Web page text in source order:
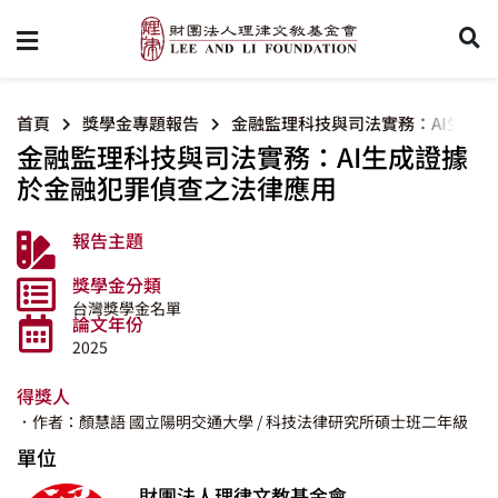
首頁 獎學金專題報告 金融監理科技與司法實務：AI生成
金融監理科技與司法實務：AI生成證據
於金融犯罪偵查之法律應用
報告主題
獎學金分類
台灣獎學金名單
論文年份
2025
得獎人
．作者：顏慧語 國立陽明交通大學 / 科技法律研究所碩士班二年級
單位